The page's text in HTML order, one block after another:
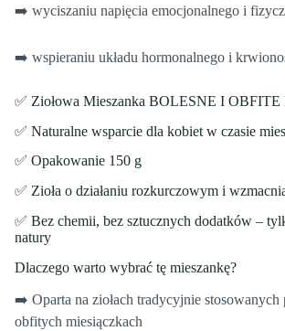
➡️ wyciszaniu napięcia emocjonalnego i
➡️ wspieraniu układu hormonalnego i
✅ Ziołowa Mieszanka BOLESNE I
✅ Naturalne wsparcie dla kobiet w czasie
✅ Opakowanie 150 g
✅ Zioła o działaniu rozkurczowym i
✅ Bez chemii, bez sztucznych dodatków –
natury
Dlaczego warto wybrać tę mieszankę?
➡️ Oparta na ziołach tradycyjnie stosowanych
obfitych miesiączkach